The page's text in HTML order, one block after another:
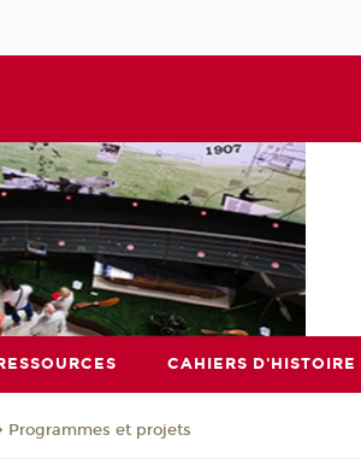
CAHIERS D'HISTOIRE
Programmes et projets